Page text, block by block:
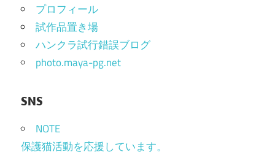
プロフィール
試作品置き場
ハンクラ試行錯誤ブログ
photo.maya-pg.net
SNS
NOTE
保護猫活動を応援しています。